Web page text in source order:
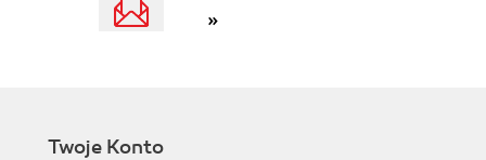
»
Twoje Konto